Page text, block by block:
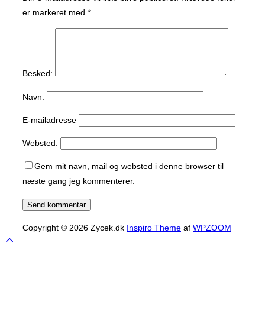
er markeret med *
Besked:
Navn:
E-mailadresse
Websted:
Gem mit navn, mail og websted i denne browser til
næste gang jeg kommenterer.
Copyright © 2026 Zycek.dk Inspiro Theme af WPZOOM